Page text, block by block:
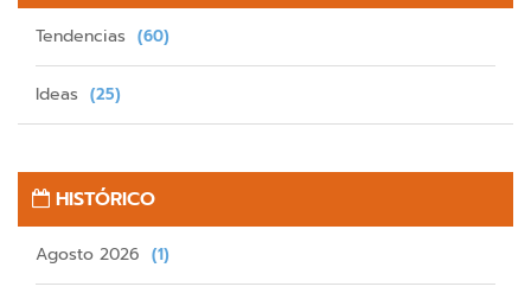
Tendencias (60)
Ideas (25)
HISTÓRICO
Agosto 2026 (1)